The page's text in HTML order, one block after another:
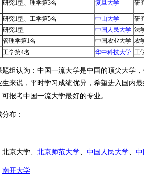
研究1型、理学第3名 复旦大学 研
研究1型、工学第5名 中山大学
研
研究1型 中国人民大学 法
管理学第1名 中国农业大学 农
工学第4名 华中科技大学 工
题组认为：中国一流大学是中国的顶尖大学
来说，平时学习成绩优异，希望进入国内
报考中国一流大学最好的专业。
布：
京大学、 北京师范大学、 中国人民大学、
南开大学